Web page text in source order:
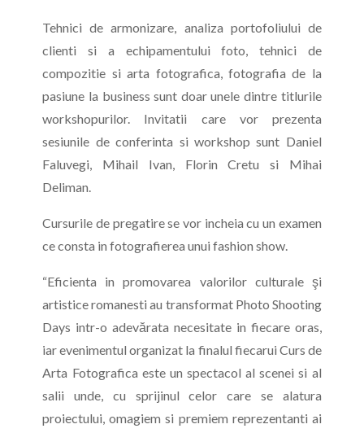
Tehnici de armonizare, analiza portofoliului de
clienti si a echipamentului foto, tehnici de
compozitie si arta fotografica, fotografia de la
pasiune la business sunt doar unele dintre titlurile
workshopurilor. Invitatii care vor prezenta
sesiunile de conferinta si workshop sunt Daniel
Faluvegi, Mihail Ivan, Florin Cretu si Mihai
Deliman.
Cursurile de pregatire se vor incheia cu un examen
ce consta in fotografierea unui fashion show.
“Eficienta in promovarea valorilor culturale şi
artistice romanesti au transformat Photo Shooting
Days intr-o adevărata necesitate in fiecare oras,
iar evenimentul organizat la finalul fiecarui Curs de
Arta Fotografica este un spectacol al scenei si al
salii unde, cu sprijinul celor care se alatura
proiectului, omagiem si premiem reprezentanti ai